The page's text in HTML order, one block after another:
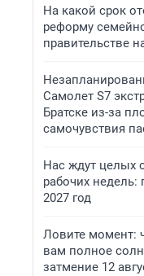
На какой срок
реформу
правительстве
Самолет S7
Братске из-за
самочувствия
Нас ждут целых
рабочих недель:
2027 год
Ловите момент:
вам полное
затмение 12